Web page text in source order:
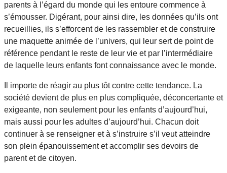
parents à l’égard du monde qui les entoure commence à
s’émousser. Digérant, pour ainsi dire, les données qu’ils ont
recueillies, ils s’efforcent de les rassembler et de construire
une maquette animée de l’univers, qui leur sert de point de
référence pendant le reste de leur vie et par l’intermédiaire
de laquelle leurs enfants font connaissance avec le monde.
Il importe de réagir au plus tôt contre cette tendance. La
société devient de plus en plus compliquée, déconcertante et
exigeante, non seulement pour les enfants d’aujourd’hui,
mais aussi pour les adultes d’aujourd’hui. Chacun doit
continuer à se renseigner et à s’instruire s’il veut atteindre
son plein épanouissement et accomplir ses devoirs de
parent et de citoyen.